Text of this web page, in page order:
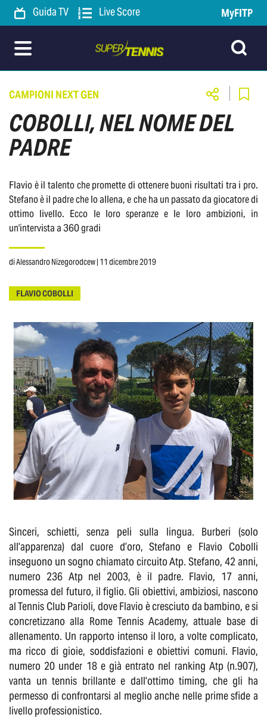
Guida TV Live Score MyFITP
CAMPIONI NEXT GEN
COBOLLI, NEL NOME DEL
PADRE
Flavio è il talento che promette di ottenere buoni risultati tra i pro.
Stefano è il padre che lo allena, e che ha un passato da giocatore di
ottimo livello. Ecco le loro speranze e le loro ambizioni, in
un'intervista a 360 gradi
diAlessandro Nizegorodcew| 11 dicembre 2019
FLAVIO COBOLLI
Sinceri, schietti, senza peli sulla lingua. Burberi (solo
all’apparenza) dal cuore d’oro, Stefano e Flavio Cobolli
inseguono un sogno chiamato circuito Atp. Stefano, 42 anni,
numero 236 Atp nel 2003, è il padre. Flavio, 17 anni,
promessa del futuro, il figlio. Gli obiettivi, ambiziosi, nascono
al Tennis Club Parioli, dove Flavio è cresciuto da bambino, e si
concretizzano alla Rome Tennis Academy, attuale base di
allenamento. Un rapporto intenso il loro, a volte complicato,
ma ricco di gioie, soddisfazioni e obiettivi comuni. Flavio,
numero 20 under 18 e già entrato nel ranking Atp (n.907),
vanta un tennis brillante e dall’ottimo timing, che gli ha
permesso di confrontarsi al meglio anche nelle prime sfide a
livello professionistico.